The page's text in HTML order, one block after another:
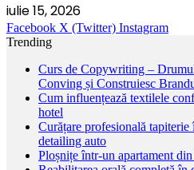
iulie 15, 2026
Facebook X (Twitter) Instagram
Trending
Curs de Copywriting –
Conving și Construiesc
Cum influențează textilele
hotel
Curățare profesională tapiterie
detailing auto
Ploșnițe într-un apartament